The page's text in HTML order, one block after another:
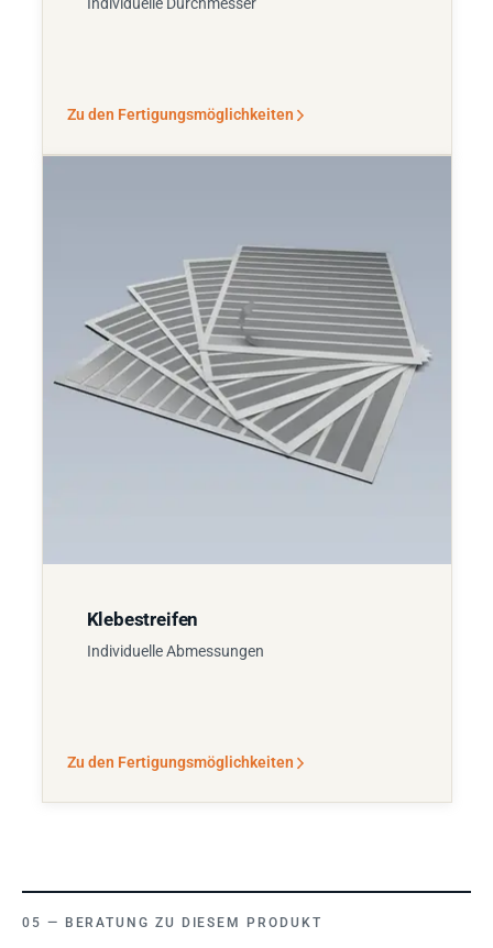
Zu den Fertigungsmöglichkeiten
Klebestreifen
Individuelle Abmessungen
Zu den Fertigungsmöglichkeiten
BERATUNG ZU DIESEM PRODUKT